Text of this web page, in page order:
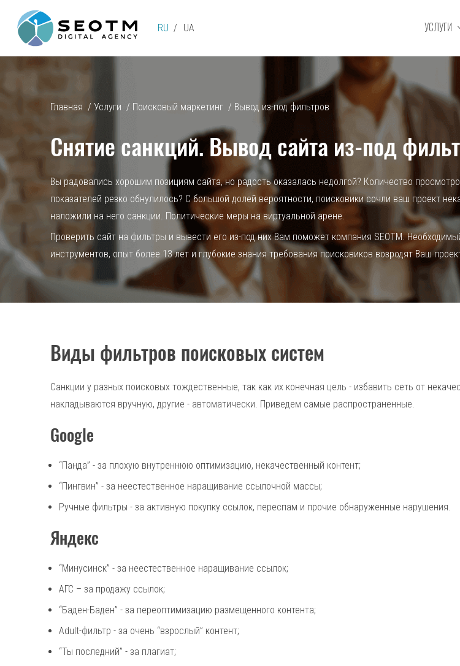
RU UA УСЛУГИ
Главная / Услуги / Поисковый маркетинг / Вывод из-под фильтров
Снятие санкций. Вывод сайта из-под
Вы радовались хорошим позициям сайта, но радость оказалась недолгой? Количество
показателей резко обнулилось? С большой долей вероятности, поисковики сочли ваш проект
наложили на него санкции. Политические меры на виртуальной арене.
Проверить сайт на фильтры и вывести его из-под них Вам поможет компания SEOTM.
инструментов, опыт более 13 лет и глубокие знания требования поисковиков возродят Ваш
Виды фильтров поисковых систем
Санкции у разных поисковых тождественные, так как их конечная цель - избавить сеть от
накладываются вручную, другие - автоматически. Приведем самые распространенные.
Google
“Панда” - за плохую внутреннюю оптимизацию, некачественный контент;
“Пингвин” - за неестественное наращивание ссылочной массы;
Ручные фильтры - за активную покупку ссылок, переспам и прочие обнаруженные нарушения.
Яндекс
“Минусинск” - за неестественное наращивание ссылок;
АГС – за продажу ссылок;
“Баден-Баден” - за переоптимизацию размещенного контента;
Adult-фильтр - за очень “взрослый” контент;
“Ты последний” - за плагиат;